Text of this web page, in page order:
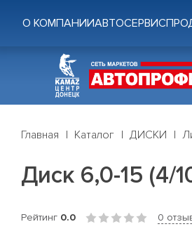
О КОМПАНИИАВТОСЕРВИС
Главная Каталог ДИСКИ
Диск 6,0-15 (4/
Рейтинг 0.0 0